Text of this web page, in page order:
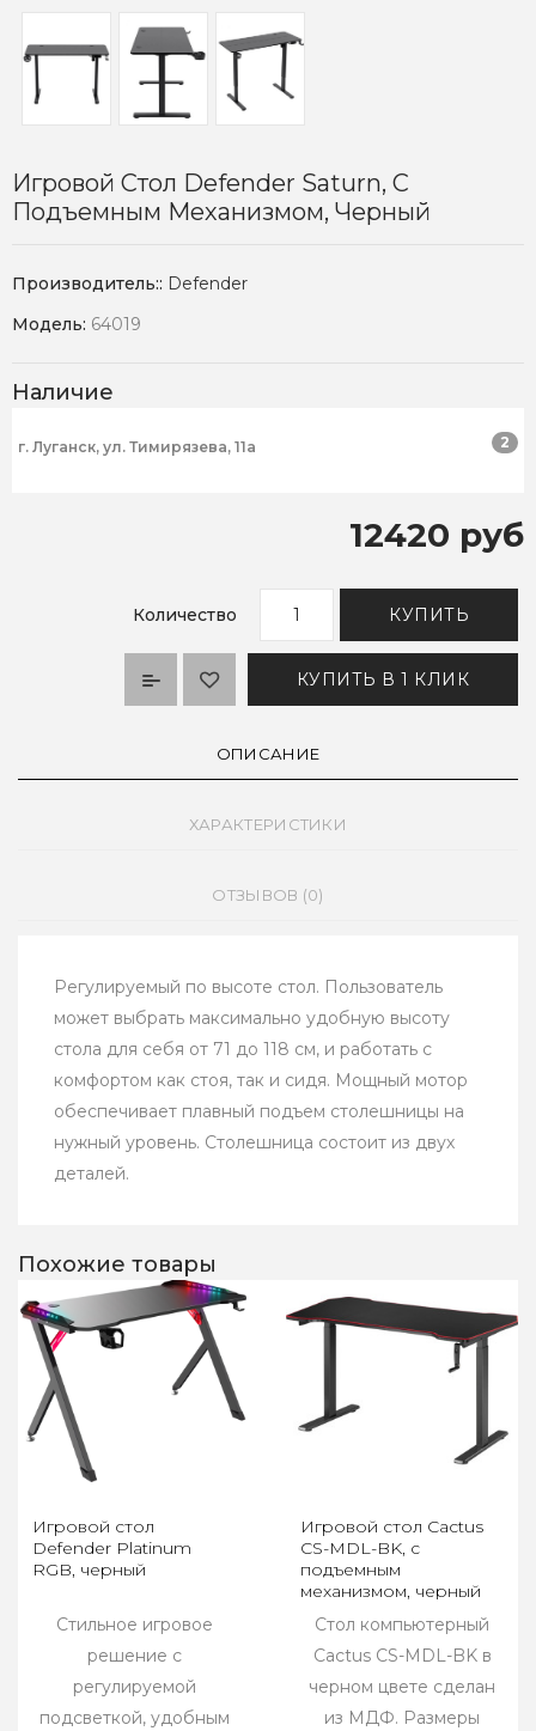
Игровой Стол Defender Saturn, С
Подъемным Механизмом, Черный
Производитель:: Defender
Модель: 64019
Наличие
г. Луганск, ул. Тимирязева, 11а 2
12420 руб
Количество КУПИТЬ
КУПИТЬ В 1 КЛИК
ОПИСАНИЕ
ХАРАКТЕРИСТИКИ
ОТЗЫВОВ (0)
Регулируемый по высоте стол. Пользователь
может выбрать максимально удобную высоту
стола для себя от 71 до 118 см, и работать с
комфортом как стоя, так и сидя. Мощный мотор
обеспечивает плавный подъем столешницы на
нужный уровень. Столешница состоит из двух
деталей.
Похожие товары
Игровой стол
Defender Platinum
RGB, черный
Стильное игровое
решение с
регулируемой
подсветкой, удобным
Игровой стол Cactus
CS-MDL-BK, с
подъемным
механизмом, черный
Стол компьютерный
Cactus CS-MDL-BK в
черном цвете сделан
из МДФ. Размеры